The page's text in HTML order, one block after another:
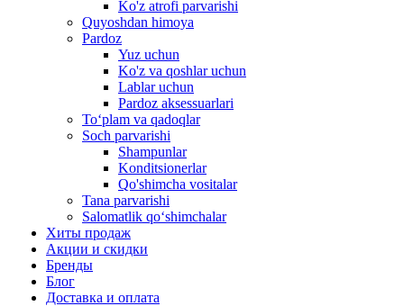
Ko'z atrofi parvarishi
Quyoshdan himoya
Pardoz
Yuz uchun
Ko'z va qoshlar uchun
Lablar uchun
Pardoz aksessuarlari
To‘plam va qadoqlar
Soch parvarishi
Shampunlar
Konditsionerlar
Qo'shimcha vositalar
Tana parvarishi
Salomatlik qo‘shimchalar
Хиты продаж
Акции и скидки
Бренды
Блог
Доставка и оплата